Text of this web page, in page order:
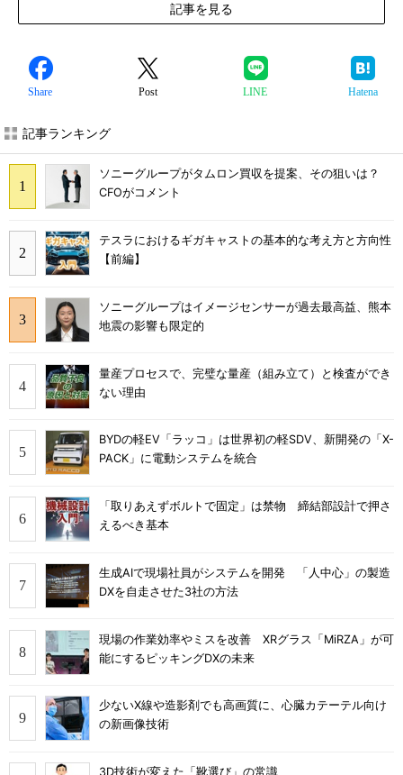
記事を見る
Share Post LINE Hatena
記事ランキング
ソニーグループがタムロン買収を提案、その狙いは？
CFOがコメント
テスラにおけるギガキャストの基本的な考え方と方向性
【前編】
ソニーグループはイメージセンサーが過去最高益、熊本
地震の影響も限定的
量産プロセスで、完璧な量産（組み立て）と検査ができ
ない理由
BYDの軽EV「ラッコ」は世界初の軽SDV、新開発の「X-
PACK」に電動システムを統合
「取りあえずボルトで固定」は禁物 締結部設計で押さ
えるべき基本
生成AIで現場社員がシステムを開発 「人中心」の製造
DXを自走させた3社の方法
現場の作業効率やミスを改善 XRグラス「MiRZA」が可
能にするピッキングDXの未来
少ないX線や造影剤でも高画質に、心臓カテーテル向け
の新画像技術
3D技術が変えた「靴選び」の常識